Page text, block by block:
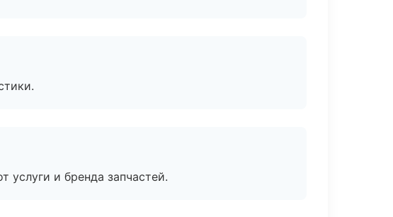
услуги и бренда запчастей.